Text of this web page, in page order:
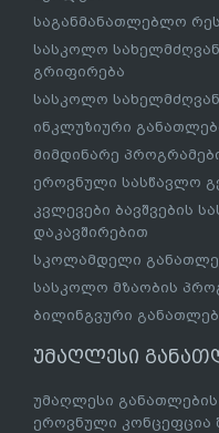
საგანმანათლებლო
სასკოლო
გრიფირება
სასკოლო
ინკლუზიური
მიმდინარე
ეროვნული სასწავლო
კვლევები ბავშვების
დაკავშირებით
სკოლამდელი
სასკოლო მზაობის
ბილინგვური
უმაღლესი
უმაღლესი
ეროვნული კონცეფცია